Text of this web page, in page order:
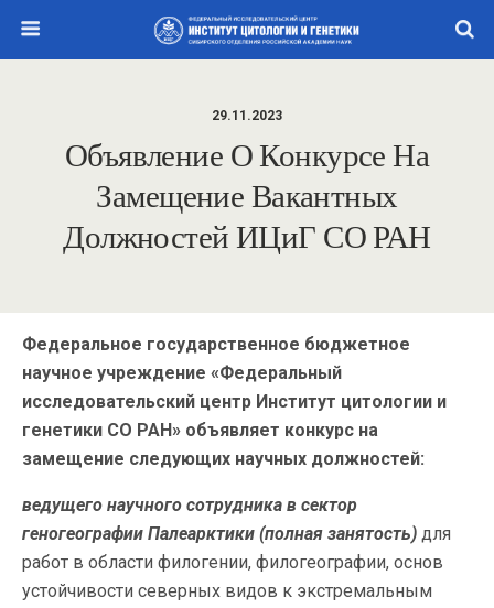
29.11.2023
Объявление О Конкурсе На
Замещение Вакантных
Должностей ИЦиГ СО РАН
Федеральное государственное бюджетное
научное учреждение «Федеральный
исследовательский центр Институт цитологии и
генетики СО РАН» объявляет конкурс на
замещение следующих научных должностей:
ведущего научного сотрудника в сектор
геногеографии Палеарктики (полная занятость) для
работ в области филогении, филогеографии, основ
устойчивости северных видов к экстремальным